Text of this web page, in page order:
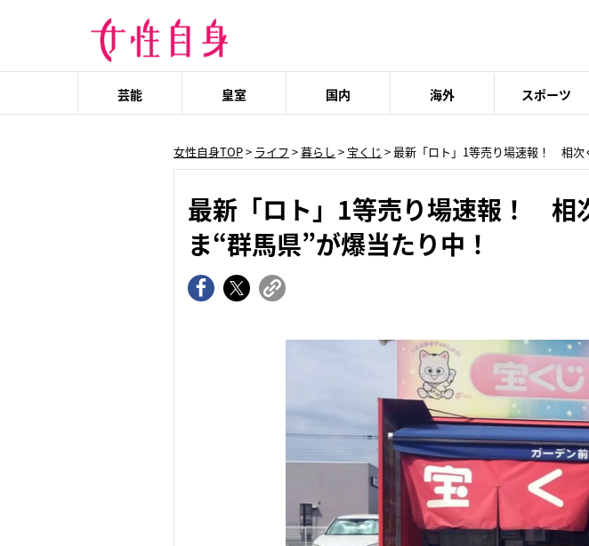
芸能 皇室 国内 海外 スポーツ
女性自身TOP> ライフ >暮らし > 宝くじ > 最新「ロト」1等売り場速報！ 相次
最新「ロト」1等売り場速報！ 相
ま“群馬県”が爆当たり中！